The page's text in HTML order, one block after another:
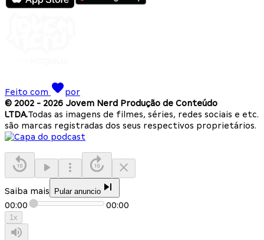
Feito com
por
© 2002 - 2026 Jovem Nerd Produção de Conteúdo
LTDA.Todas as imagens de filmes, séries, redes sociais e etc.
são marcas registradas dos seus respectivos proprietários.
Saiba mais Pular anuncio
00:00 00:00
1x